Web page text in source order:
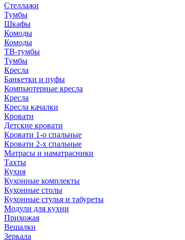
Стеллажи
Тумбы
Шкафы
Комоды
Комоды
ТВ-тумбы
Тумбы
Кресла
Банкетки и пуфы
Компьютерные кресла
Кресла
Кресла качалки
Кровати
Детские кровати
Кровати 1-о спальные
Кровати 2-х спальные
Матрасы и наматрасники
Тахты
Кухня
Кухонные комплекты
Кухонные столы
Кухонные стулья и табуреты
Модули для кухни
Прихожая
Вешалки
Зеркала